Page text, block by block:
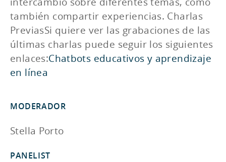
también compartir experiencias. Charlas
PreviasSi quiere ver las grabaciones de las
últimas charlas puede seguir los siguientes
enlaces:Chatbots educativos y aprendizaje
en línea
MODERADOR
Stella Porto
PANELIST